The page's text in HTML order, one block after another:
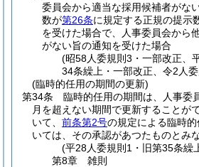
委員会から適当な採用候補者がな
数が第26条に規定する正規の提示
を受けた場合で、人事委員会から
がない旨の通知を受けた場合
(昭58人委規則3・一部改正、
34条繰上・一部改正、令2人
(臨時的任用の期間の更新)
第34条
臨時的任用の期間は、人事委
月を超えない期間で更新することがで
いて、 前条第2号の規定による臨時
いては、その承認があつたものとみな
(平28人委規則1・旧第35条繰
第8章
雑則